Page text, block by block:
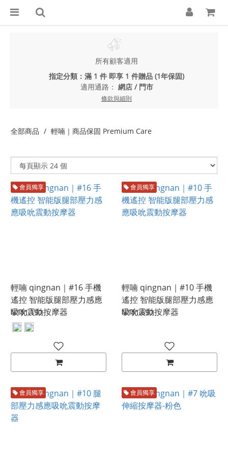
所有顧客適用
指定分類：滿 1 件 即享 1 件贈品 (1年保固)
適用通路： 網店 / 門市
條款與細則
全部商品 輕喃｜商品保固 Premium Care
會員獨享
輕喃 qingnan｜#16 手機
遙控 智能版腿部壓力感應
吸吮震動按摩器
NT$1,190
會員獨享
輕喃 qingnan｜#10 手機
遙控 智能版腿部壓力感應
吸吮震動按摩器
NT$1,690
會員獨享 會員獨享